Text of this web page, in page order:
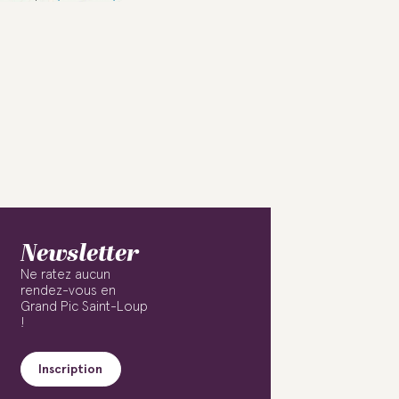
Newsletter
Ne ratez aucun
rendez-vous en
Grand Pic Saint-Loup
!
Inscription